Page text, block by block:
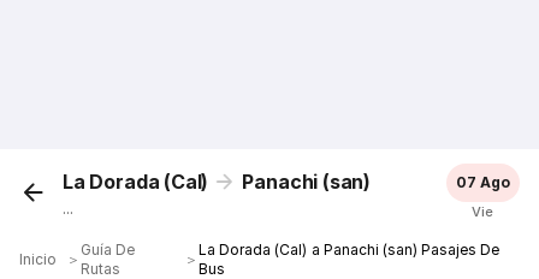
La Dorada (Cal) Panachi (san)
...
07 Ago
Vie
Inicio ＞
Guía De
Rutas
＞
La Dorada (Cal) a Panachi (san) Pasajes De
Bus